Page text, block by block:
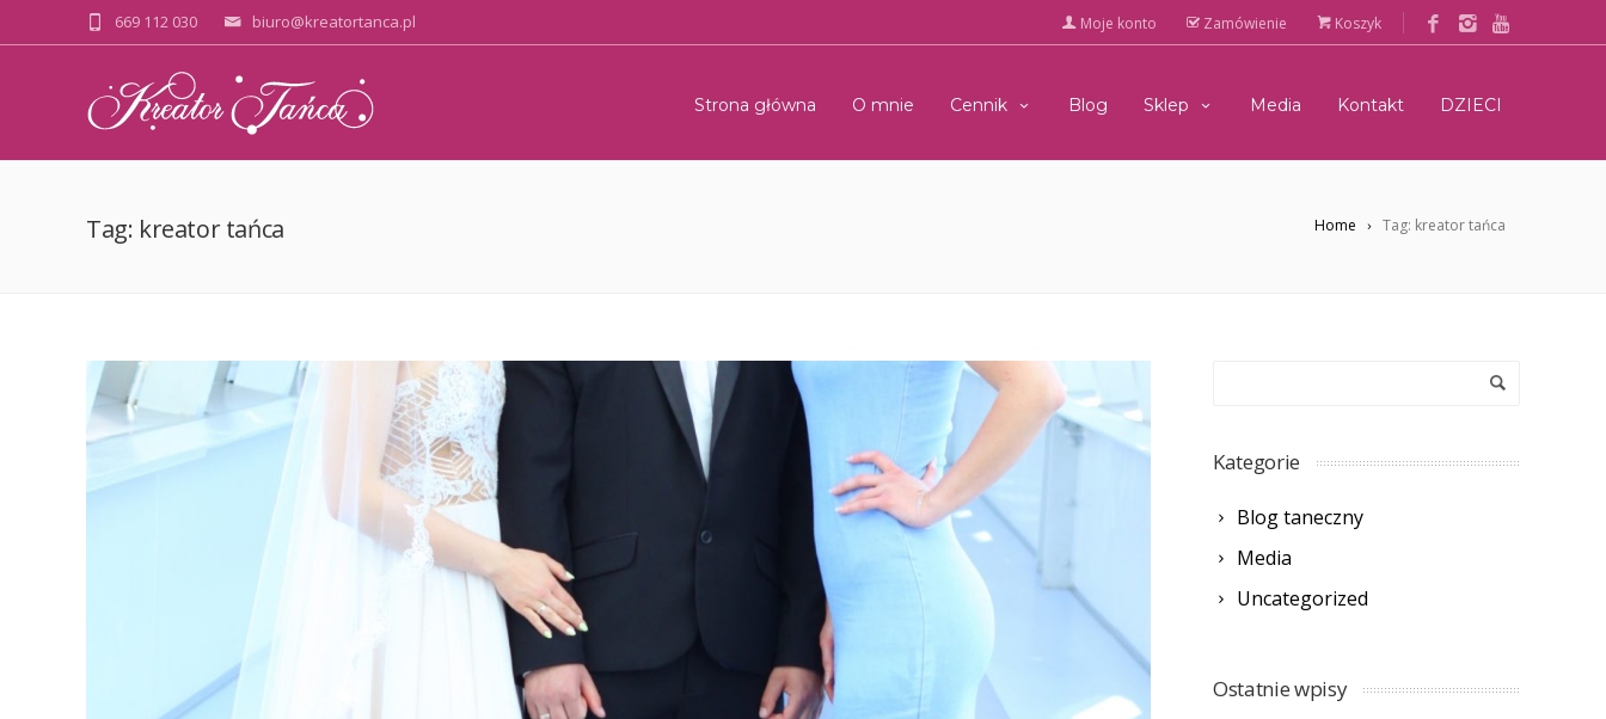
biuro@kreatortanca.pl
669 112 030 Moje konto Zamówienie Koszyk
Strona główna O mnie Cennik Blog Sklep Media Kontakt DZIECI
Home Tag: kreator tańca
Tag: kreator tańca
Kategorie
Blog taneczny
Media
Uncategorized
Ostatnie wpisy